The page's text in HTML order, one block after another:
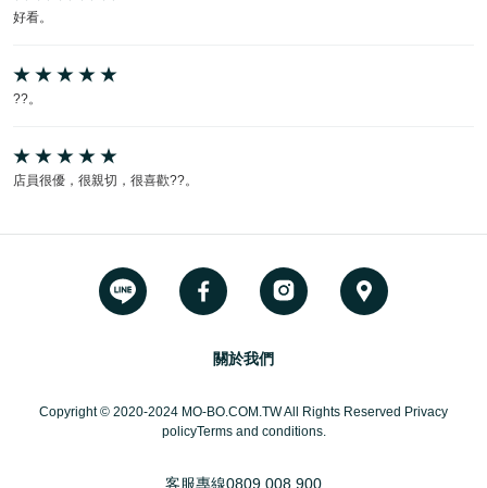
好看。
??。
店員很優，很親切，很喜歡??。
關於我們
Copyright © 2020-2024 MO-BO.COM.TW All Rights Reserved Privacy
policyTerms and conditions.
客服專線0809 008 900